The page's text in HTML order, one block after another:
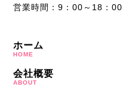
営業時間：9：00～18：00
ホーム
HOME
会社概要
ABOUT